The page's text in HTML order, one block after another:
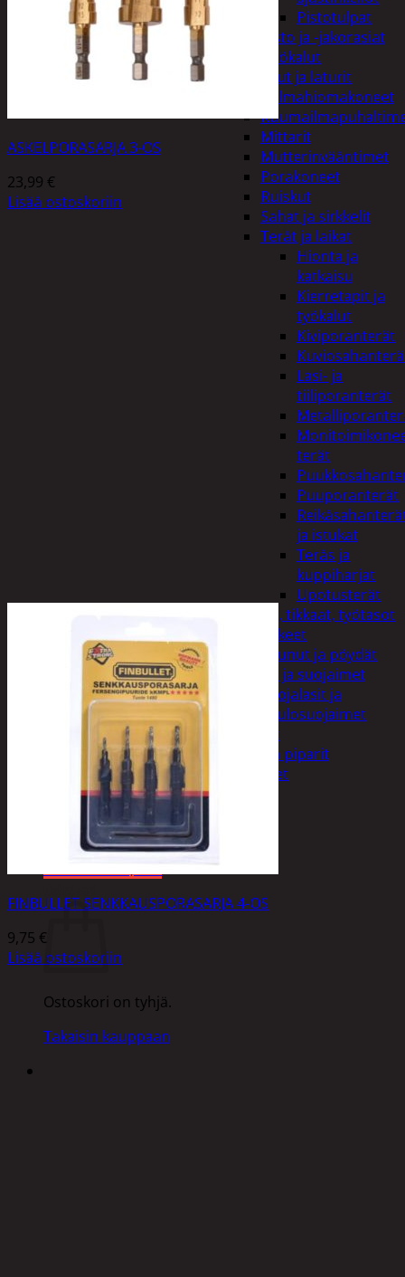
Pistotulpat
Pisto ja -jakorasiat
Sähkötyökalut
Akut ja laturit
Kulmahiomakoneet
Mittarit
Mutterinvääntimet
Porakoneet
Ruiskut
Sahat ja sirkkelit
Terät ja laikat
Hionta ja
katkaisu
Kierretapit ja
työkalut
Kiviporanterät
Kuviosahanterä
Lasi- ja
tiiliporanterät
terät
Puuporanterät
ja istukat
Teräs ja
kuppiharjat
Upotusterät
Telineet, tikkaat, työtasot
ja tarvikkeet
Vaunut ja pöydät
Työasut ja suojaimet
Suojalasit ja
kuulosuojaimet
Elintarvikkeet
Keksit ja piparit
Mausteet
€
Ostoskori on tyhjä.
Takaisin kauppaan
ASKELPORASARJA 3-OS
23,99 €
Lisää ostoskoriin
FINBULLET SENKKAUSPORASARJA 4-OS
9,75 €
Lisää ostoskoriin